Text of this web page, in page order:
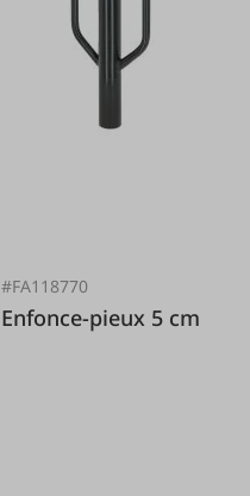
#FA118770
Enfonce-pieux 5 cm